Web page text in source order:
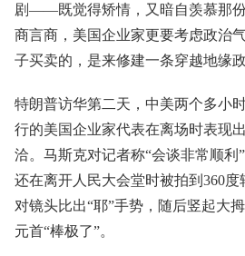
剧——既觉得矫情，又暗自羡慕那
商言商，美国企业家更要考虑政治
子买卖的，是来修建一条穿越地缘
特朗普访华第二天，中美两个多小
行的美国企业家代表在离场时表现
洽。马斯克‌对记者称“会谈非常顺利
还在离开人民大会堂时被拍到360
对镜头比出“耶”手势，随后竖起大
元首“棒极了”。